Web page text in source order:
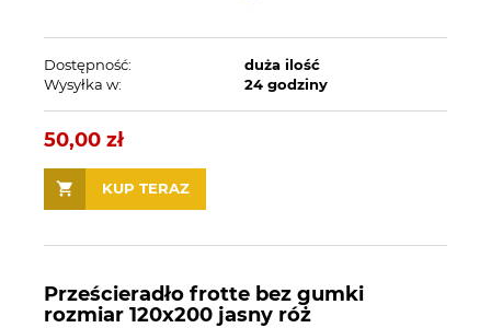
Dostępność:
duża ilość
Wysyłka w:
24 godziny
50,00 zł
KUP TERAZ
Prześcieradło frotte bez gumki
rozmiar 120x200 jasny róż